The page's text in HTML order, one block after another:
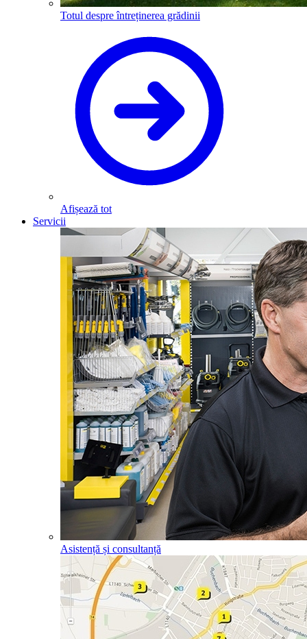
Totul despre întreținerea grădinii
Afișează tot
Servicii
Asistență și consultanță